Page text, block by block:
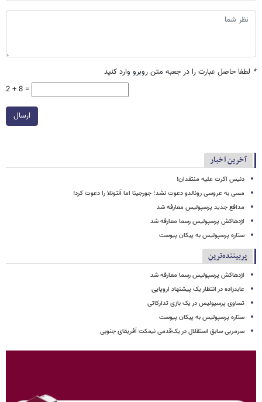
* لطفا حاصل عبارت را در جعبه متن روبرو وارد کنید
2 + 8 =
ارسال
آخرین اخبار
دنیس اکرت علیه منتقدان!
مسی به عروسی رونالدو دعوت نشد؛ جورجینا اما آنتونلا را دعوت کرد!
مدافع جدید پرسپولیس معارفه شد
اژدهاکش پرسپولیس رسما معارفه شد
ستاره پرسپولیس به پیکان پیوست
پربیننده‌ترین
اژدهاکش پرسپولیس رسما معارفه شد
عابدزاده در انتظار یک پیشنهاد اروپایی
تساوی پرسپولیس در یک بازی تدارکاتی
ستاره پرسپولیس به پیکان پیوست
سرمربی سابق استقلال در یک‌قدمی نیمکت آفریقای جنوبی